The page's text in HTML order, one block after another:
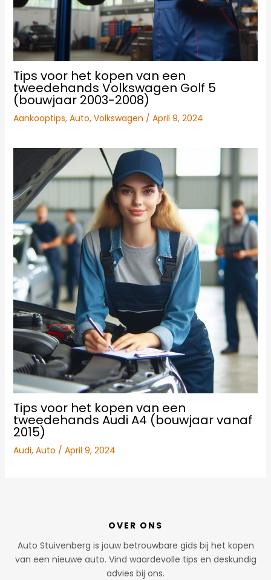
Tips voor het kopen van een
tweedehands Volkswagen Golf 5
(bouwjaar 2003-2008)
Aankooptips, Auto, Volkswagen / April 9, 2024
Tips voor het kopen van een
tweedehands Audi A4 (bouwjaar vanaf
2015)
Audi, Auto / April 9, 2024
OVER ONS
Auto Stuivenberg is jouw betrouwbare gids bij het kopen
van een nieuwe auto. Vind waardevolle tips en deskundig
advies bij ons.